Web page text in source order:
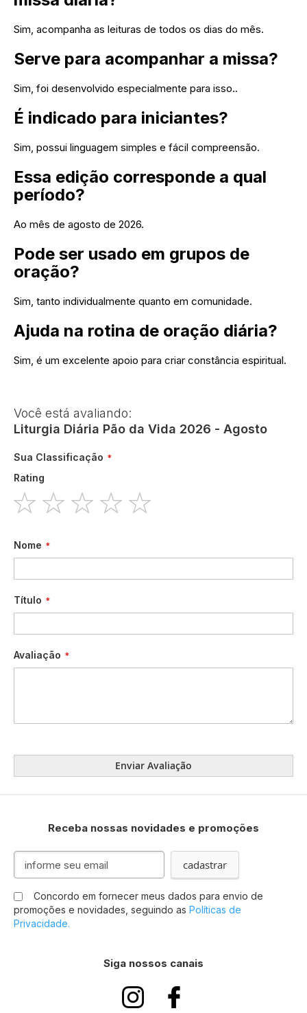
Sim, acompanha as leituras de todos os dias do mês.
Serve para acompanhar a missa?
Sim, foi desenvolvido especialmente para isso..
É indicado para iniciantes?
Sim, possui linguagem simples e fácil compreensão.
Essa edição corresponde a qual
período?
Ao mês de agosto de 2026.
Pode ser usado em grupos de
oração?
Sim, tanto individualmente quanto em comunidade.
Ajuda na rotina de oração diária?
Sim, é um excelente apoio para criar constância espiritual.
Você está avaliando:
Liturgia Diária Pão da Vida 2026 - Agosto
Sua Classificação
Rating
Nome
Título
Avaliação
Enviar Avaliação
Receba nossas novidades e promoções
Inscreva-
nossa
Newsletter:
cadastrar
Concordo em fornecer meus dados para envio de
promoções e novidades, seguindo as Políticas de
Privacidade.
Siga nossos canais